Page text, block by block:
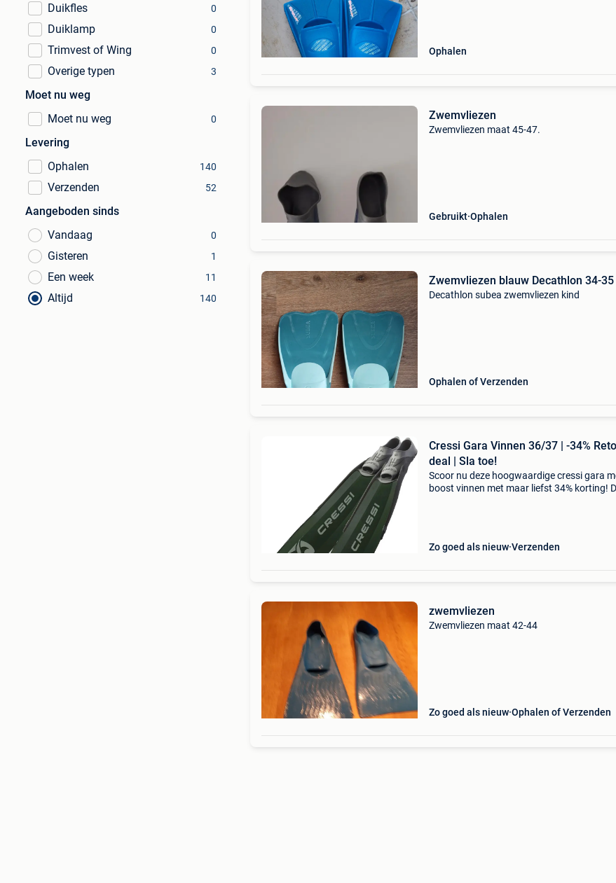
Duikfles 0
Duiklamp 0
Trimvest of Wing 0
Overige typen 3
Moet nu weg
Moet nu weg
0
Levering
Ophalen
140
Verzenden 52
Aangeboden sinds
Vandaag
0
Gisteren 1
Een week 11
Altijd 140
Ophalen
Zwemvliezen
Zwemvliezen maat 45-47.
Gebruikt Ophalen
Zwemvliezen blauw Decathlon 34-35
Decathlon subea zwemvliezen kind
Ophalen of Verzenden
Cressi Gara Vinnen 36/37 | -34%
deal | Sla toe!
Scoor nu deze hoogwaardige cressi gara
boost vinnen met maar liefst 34% korting!
Zo goed als nieuw Verzenden
zwemvliezen
Zwemvliezen maat 42-44
Zo goed als nieuw Ophalen of Verzenden